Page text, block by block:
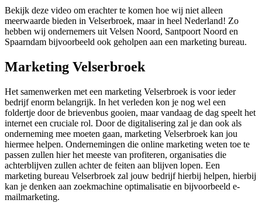
Bekijk deze video om erachter te komen hoe wij niet alleen
meerwaarde bieden in Velserbroek, maar in heel Nederland! Zo
hebben wij ondernemers uit Velsen Noord, Santpoort Noord en
Spaarndam bijvoorbeeld ook geholpen aan een marketing bureau.
Marketing Velserbroek
Het samenwerken met een marketing Velserbroek is voor ieder
bedrijf enorm belangrijk. In het verleden kon je nog wel een
foldertje door de brievenbus gooien, maar vandaag de dag speelt het
internet een cruciale rol. Door de digitalisering zal je dan ook als
onderneming mee moeten gaan, marketing Velserbroek kan jou
hiermee helpen. Ondernemingen die online marketing weten toe te
passen zullen hier het meeste van profiteren, organisaties die
achterblijven zullen achter de feiten aan blijven lopen. Een
marketing bureau Velserbroek zal jouw bedrijf hierbij helpen, hierbij
kan je denken aan zoekmachine optimalisatie en bijvoorbeeld e-
mailmarketing.